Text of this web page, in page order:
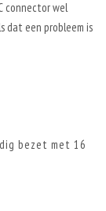
connector wel
dat een probleem is
bezet met 16